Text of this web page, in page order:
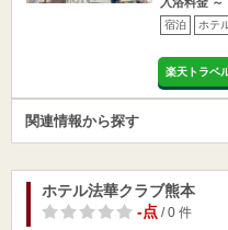
宿泊 ホテ
楽天トラベ
関連情報から探す
ホテル法華クラブ熊本
-点/ 0 件